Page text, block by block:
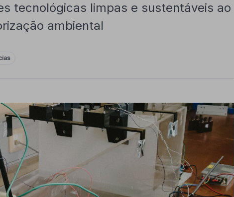
tecnológicas limpas e sustentáveis ao
ambiental